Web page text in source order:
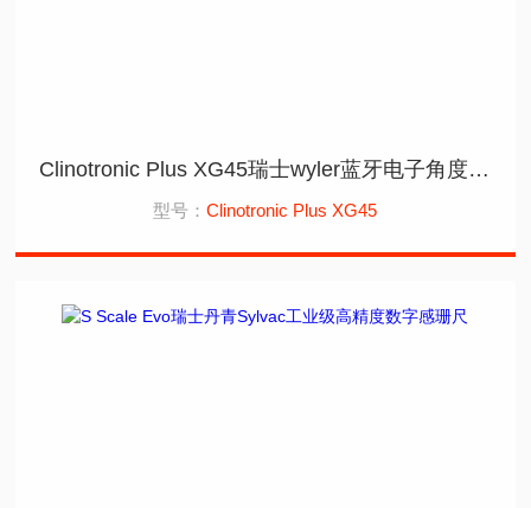
Clinotronic Plus XG45瑞士wyler蓝牙电子角度仪015-PLUS-XG45
型号：Clinotronic Plus XG45